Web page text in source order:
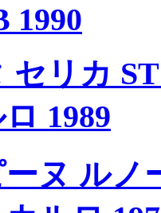
1990
セリカ
1989
ヌ ルノ